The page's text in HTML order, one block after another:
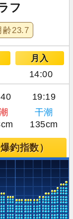
フ
齢23.7
月入
14:00
19:19
干潮
135cm
釣指数）